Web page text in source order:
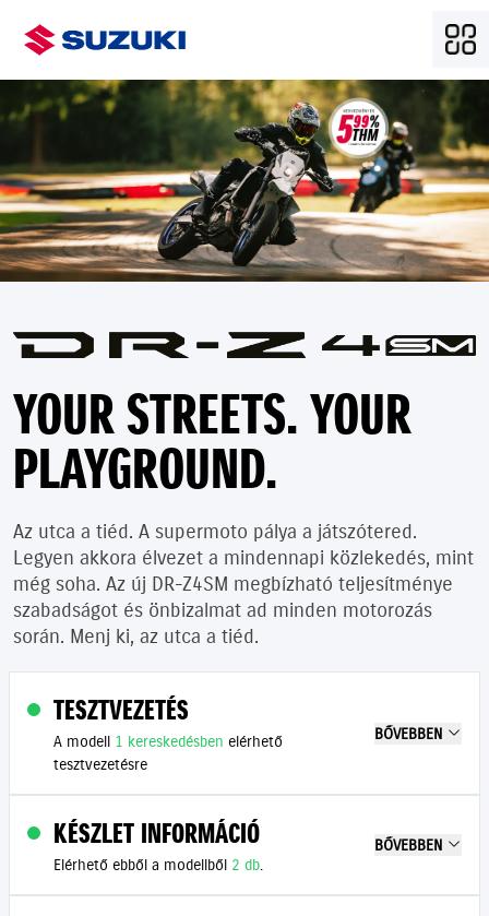
YOUR STREETS. YOUR
PLAYGROUND.
Az utca a tiéd. A supermoto pálya a játszótered.
Legyen akkora élvezet a mindennapi közlekedés, mint
még soha. Az új DR-Z4SM megbízható teljesítménye
szabadságot és önbizalmat ad minden motorozás
során. Menj ki, az utca a tiéd.
TESZTVEZETÉS
A modell 1 kereskedésben elérhető
tesztvezetésre
BŐVEBBEN
KÉSZLET INFORMÁCIÓ
Elérhető ebből a modellből 2 db.
BŐVEBBEN